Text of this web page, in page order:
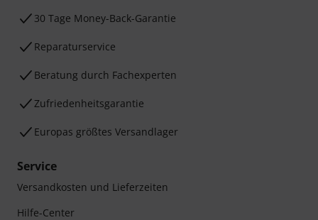
30 Tage Money-Back-Garantie
Reparaturservice
Beratung durch Fachexperten
Zufriedenheitsgarantie
Europas größtes Versandlager
Service
Versandkosten und Lieferzeiten
Hilfe-Center